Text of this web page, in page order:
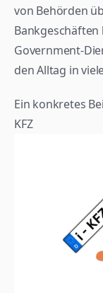
von Behörden
Bankgeschäften
Government-
den Alltag in
Ein konkretes
KFZ